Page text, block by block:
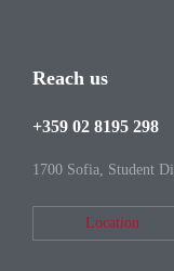
Reach us
+359 02 8195 298
1700 Sofia, Student
Location